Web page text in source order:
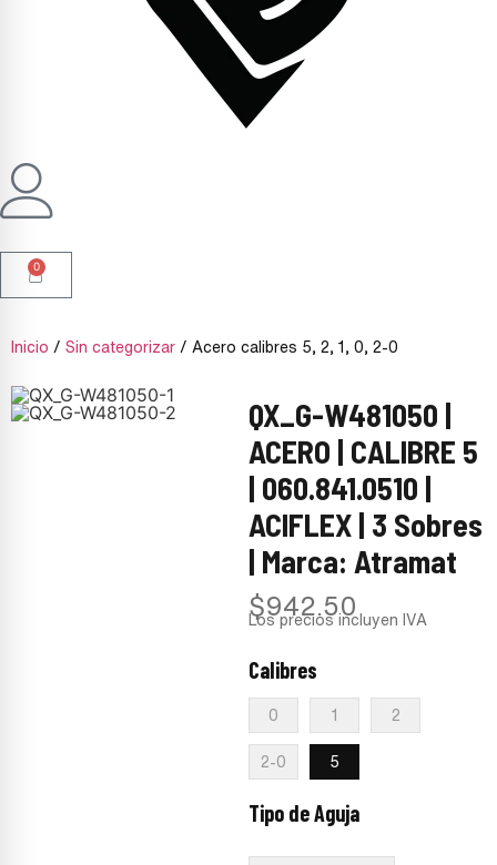
0
Inicio / Sin categorizar / Acero calibres 5, 2, 1, 0, 2-0
QX_G-W481050 |
ACERO | CALIBRE 5
| 060.841.0510 |
ACIFLEX | 3 Sobres
| Marca: Atramat
$942.50
Los precios incluyen IVA
Calibres
0 1 2
2-0 5
Tipo de Aguja